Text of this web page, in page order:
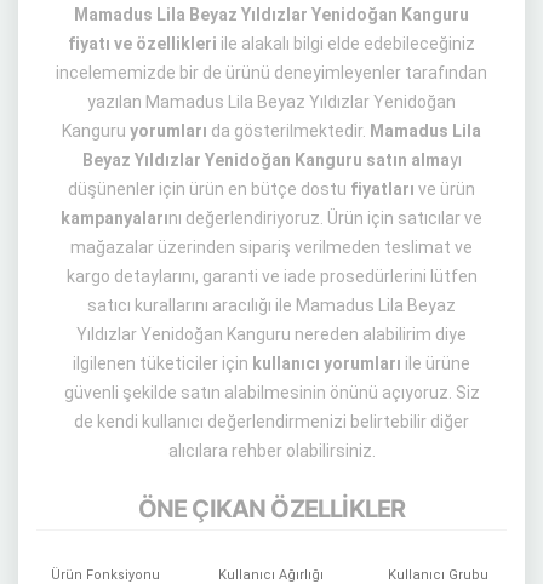
Mamadus Lila Beyaz Yıldızlar Yenidoğan Kanguru
fiyatı ve özellikleri ile alakalı bilgi elde edebileceğiniz
incelememizde bir de ürünü deneyimleyenler tarafından
yazılan Mamadus Lila Beyaz Yıldızlar Yenidoğan
Kanguru yorumları da gösterilmektedir. Mamadus Lila
Beyaz Yıldızlar Yenidoğan Kanguru satın almayı
düşünenler için ürün en bütçe dostu fiyatları ve ürün
kampanyalarını değerlendiriyoruz. Ürün için satıcılar ve
mağazalar üzerinden sipariş verilmeden teslimat ve
kargo detaylarını, garanti ve iade prosedürlerini lütfen
satıcı kurallarını aracılığı ile Mamadus Lila Beyaz
Yıldızlar Yenidoğan Kanguru nereden alabilirim diye
ilgilenen tüketiciler için kullanıcı yorumları ile ürüne
güvenli şekilde satın alabilmesinin önünü açıyoruz. Siz
de kendi kullanıcı değerlendirmenizi belirtebilir diğer
alıcılara rehber olabilirsiniz.
ÖNE ÇIKAN ÖZELLİKLER
Ürün Fonksiyonu Kullanıcı Ağırlığı Kullanıcı Grubu